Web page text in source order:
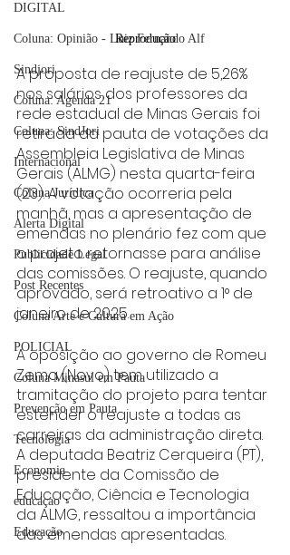
DIGITAL
Coluna: Opinião - Luiz Fernando Alf
Sindjori
Coluna: Agenda 21
Coluna: SindJori
Internacional
Coluna Jurídica
Alerta Digital
Publicidade Legal
Post Recentes
Coluna Arte e Cultura em Ação
POLICIAL
Coluna Minasul em Pauta
Prevenção em Pauta
Tecnologia
Economia
educaçao
Educação
Reprodução
A proposta de reajuste de 5,26%
nos salários dos professores da
rede estadual de Minas Gerais foi
retirada da pauta de votações da
Assembleia Legislativa de Minas
Gerais (ALMG) nesta quarta-feira
(23). A votação ocorreria pela
manhã, mas a apresentação de
emendas no plenário fez com que
o projeto retornasse para análise
das comissões. O reajuste, quando
aprovado, será retroativo a 1° de
janeiro de 2025.
A oposição ao governo de Romeu
Zema (Novo) tem utilizado a
tramitação do projeto para tentar
estender o reajuste a todas as
carreiras da administração direta.
A deputada Beatriz Cerqueira (PT),
presidente da Comissão de
Educação, Ciência e Tecnologia
da ALMG, ressaltou a importância
das emendas apresentadas.